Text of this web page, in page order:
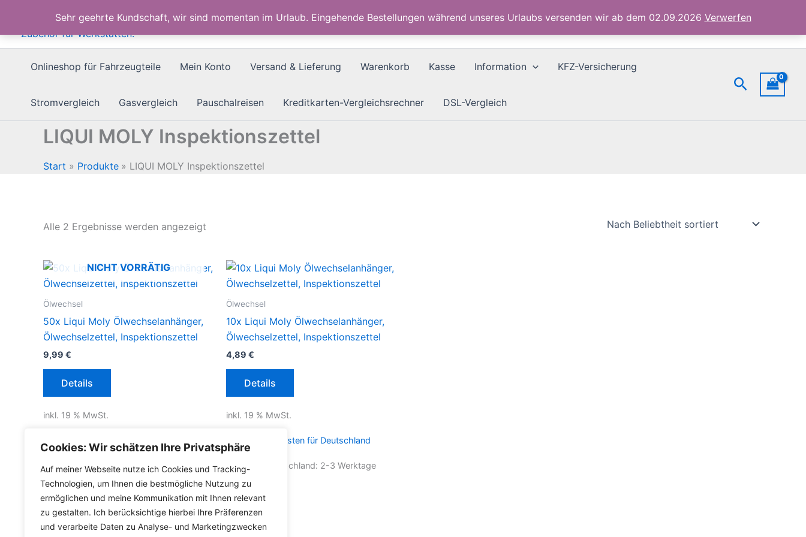
Cookies: Wir schätzen Ihre Privatsphäre
Auf meiner Webseite nutze ich Cookies und Tracking-
Technologien, um Ihnen die bestmögliche Nutzung zu
ermöglichen und meine Kommunikation mit Ihnen relevant
zu gestalten. Ich berücksichtige hierbei Ihre Präferenzen
und verarbeite Daten zu Analyse- und Marketingzwecken
Sehr geehrte Kundschaft, wir sind momentan im Urlaub. Eingehende Bestellungen während unseres Urlaubs versenden wir ab dem 02.09.2026 Verwerfen
springen
Onlineshop für Fahrzeugteile Mein Konto Versand & Lieferung Warenkorb Kasse Information KFZ-Versicherung
Stromvergleich Gasvergleich Pauschalreisen Kreditkarten-Vergleichsrechner DSL-Vergleich
Suchen
LIQUI MOLY Inspektionszettel
Start Produkte LIQUI MOLY Inspektionszettel
Alle 2 Ergebnisse werden angezeigt
NICHT VORRÄTIG
Ölwechsel
50x Liqui Moly Ölwechselanhänger,
Ölwechselzettel, Inspektionszettel
9,99 €
Details
inkl. 19 % MwSt.
Ölwechsel
10x Liqui Moly Ölwechselanhänger,
Ölwechselzettel, Inspektionszettel
4,89 €
Details
inkl. 19 % MwSt.
Versandkosten für Deutschland
Lieferzeit Deutschland: 2-3 Werktage